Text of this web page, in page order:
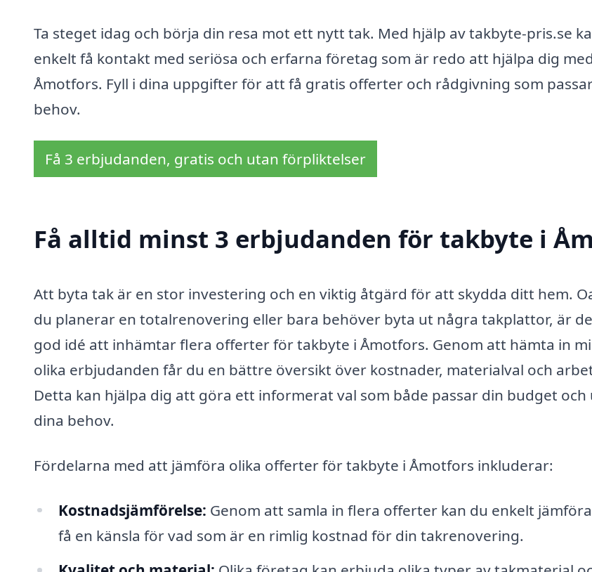
Ta steget idag och börja din resa mot ett nytt tak. Med hjälp av takbyte-pris.se
enkelt få kontakt med seriösa och erfarna företag som är redo att hjälpa dig
Åmotfors. Fyll i dina uppgifter för att få gratis offerter och rådgivning som
behov.
Få 3 erbjudanden, gratis och utan förpliktelser
Få alltid minst 3 erbjudanden för takbyte i
Att byta tak är en stor investering och en viktig åtgärd för att skydda ditt hem.
du planerar en totalrenovering eller bara behöver byta ut några takplattor, är
god idé att inhämtar flera offerter för takbyte i Åmotfors. Genom att hämta in
olika erbjudanden får du en bättre översikt över kostnader, materialval och
Detta kan hjälpa dig att göra ett informerat val som både passar din budget
dina behov.
Fördelarna med att jämföra olika offerter för takbyte i Åmotfors inkluderar:
Kostnadsjämförelse: Genom att samla in flera offerter kan du enkelt
få en känsla för vad som är en rimlig kostnad för din takrenovering.